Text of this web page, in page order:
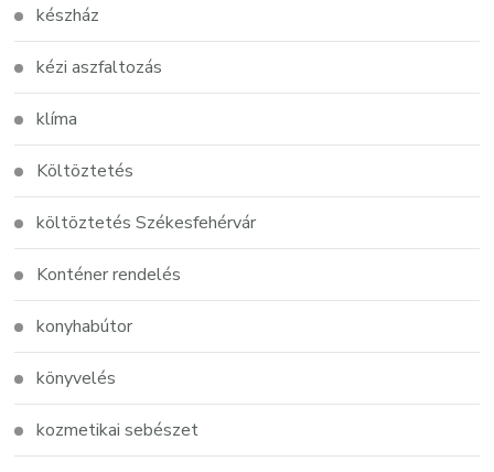
készház
kézi aszfaltozás
klíma
Költöztetés
költöztetés Székesfehérvár
Konténer rendelés
konyhabútor
könyvelés
kozmetikai sebészet